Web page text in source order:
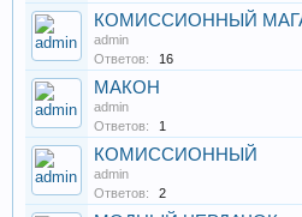
КОМИССИОННЫЙ
admin
Ответов:
16
МАКОН
admin
Ответов:
1
КОМИССИОННЫЙ
admin
Ответов:
2